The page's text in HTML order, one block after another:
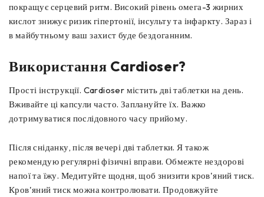
покращує серцевий ритм. Високий рівень омега-3 жирних
кислот знижує ризик гіпертонії, інсульту та інфаркту. Зараз і
в майбутньому ваш захист буде бездоганним.
Використання Cardioser?
Прості інструкції. Cardioser містить дві таблетки на день.
Вживайте ці капсули часто. Заплануйте їх. Важко
дотримуватися послідовного часу прийому.
Після сніданку, після вечері дві таблетки. Я також
рекомендую регулярні фізичні вправи. Обмежте нездорові
напої та їжу. Медитуйте щодня, щоб знизити кров'яний тиск.
Кров'яний тиск можна контролювати. Продовжуйте